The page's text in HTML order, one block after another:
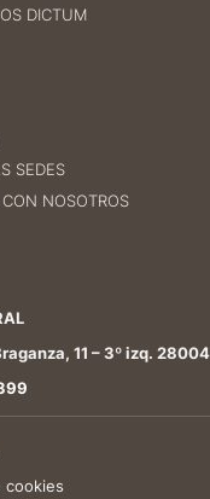
DICTUM
SEDES
NOSOTROS
11 – 3º izq.
cookies